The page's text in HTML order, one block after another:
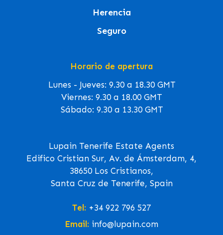
Herencia
Seguro
Horario de apertura
Lunes - Jueves: 9.30 a 18.30 GMT
Viernes: 9.30 a 18.00 GMT
Sábado: 9.30 a 13.30 GMT
Lupain Tenerife Estate Agents
Edifico Cristian Sur, Av. de Ámsterdam, 4,
38650 Los Cristianos,
Santa Cruz de Tenerife, Spain
Tel: +34 922 796 527
Email: info@lupain.com